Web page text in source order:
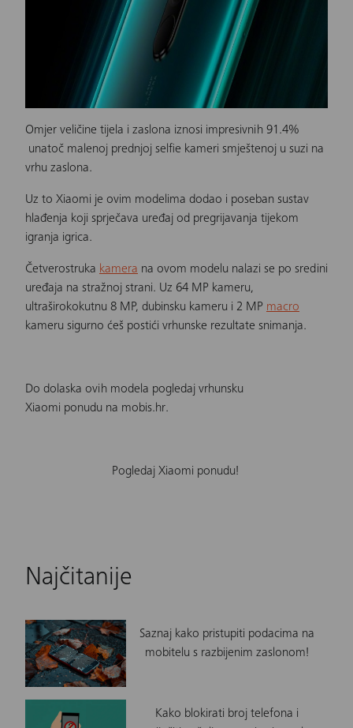
Omjer veličine tijela i zaslona iznosi impresivnih 91.4%
unatoč malenoj prednjoj selfie kameri smještenoj u suzi na
vrhu zaslona.
Uz to Xiaomi je ovim modelima dodao i poseban sustav
hlađenja koji sprječava uređaj od pregrijavanja tijekom
igranja igrica.
Četverostruka kamera na ovom modelu nalazi se po sredini
uređaja na stražnoj strani. Uz 64 MP kameru,
ultraširokokutnu 8 MP, dubinsku kameru i 2 MP macro
kameru sigurno ćeš postići vrhunske rezultate snimanja.
Do dolaska ovih modela pogledaj vrhunsku
Xiaomi ponudu na mobis.hr.
Pogledaj Xiaomi ponudu!
Najčitanije
Saznaj kako pristupiti podacima na
mobitelu s razbijenim zaslonom!
Kako blokirati broj telefona i